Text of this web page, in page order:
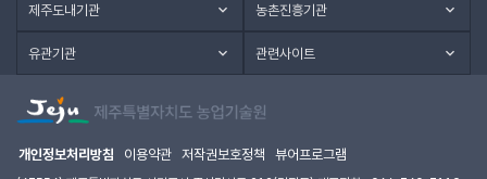
제주도내기관 농촌진흥기관
유관기관 관련사이트
개인정보처리방침 이용약관 저작권보호정책 뷰어프로그램